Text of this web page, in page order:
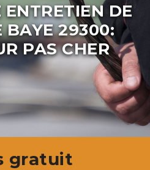
ENTRETIEN DE
BAYE 29300:
PAS CHER
gratuit